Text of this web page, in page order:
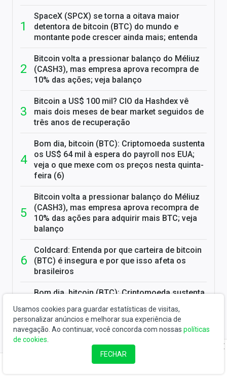
SpaceX (SPCX) se torna a oitava maior
detentora de bitcoin (BTC) do mundo e
montante pode crescer ainda mais; entenda
Bitcoin volta a pressionar balanço do Méliuz
(CASH3), mas empresa aprova recompra de
10% das ações; veja balanço
Bitcoin a US$ 100 mil? CIO da Hashdex vê
mais dois meses de bear market seguidos de
três anos de recuperação
Bom dia, bitcoin (BTC): Criptomoeda sustenta
os US$ 64 mil à espera do payroll nos EUA;
veja o que mexe com os preços nesta quinta-
feira (6)
Bitcoin volta a pressionar balanço do Méliuz
(CASH3), mas empresa aprova recompra de
10% das ações para adquirir mais BTC; veja
balanço
Coldcard: Entenda por que carteira de bitcoin
(BTC) é insegura e por que isso afeta os
brasileiros
Bom dia, bitcoin (BTC): Criptomoeda sustenta
mexe com os preços nesta sexta-feira (7)
Usamos cookies para guardar estatísticas de visitas,
personalizar anúncios e melhorar sua experiência de
navegação. Ao continuar, você concorda com nossas políticas
de cookies
FECHAR